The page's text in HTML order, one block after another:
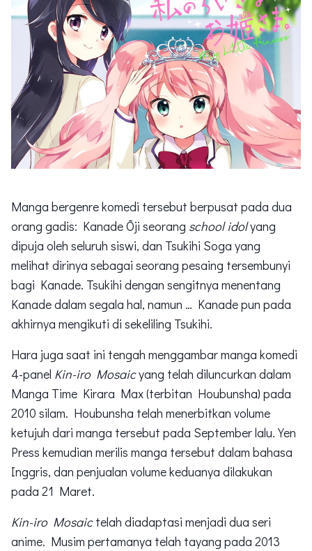
Manga bergenre komedi tersebut berpusat pada dua
orang gadis: Kanade Ōji seorang school idolyang
dipuja oleh seluruh siswi, dan Tsukihi Soga yang
melihat dirinya sebagai seorang pesaing tersembunyi
bagi Kanade. Tsukihi dengan sengitnya menentang
Kanade dalam segala hal, namun … Kanade pun pada
akhirnya mengikuti di sekeliling Tsukihi.
Hara juga saat ini tengah menggambar manga komedi
4-panel Kin-iro Mosaicyang telah diluncurkan dalam
Manga Time Kirara Max (terbitan Houbunsha) pada
2010 silam. Houbunsha telah menerbitkan volume
ketujuh dari manga tersebut pada September lalu. Yen
Press kemudian merilis manga tersebut dalam bahasa
Inggris, dan penjualan volume keduanya dilakukan
pada 21 Maret.
Kin-iro Mosaictelah diadaptasi menjadi dua seri
anime. Musim pertamanya telah tayang pada 2013